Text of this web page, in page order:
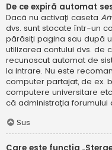
De ce expiră automat
Dacă nu activați caseta
dvs. sunt stocate într-un
părăsiți pagina sau după
utilizarea contului dvs. de
recunoscut automat de
la intrare. Nu este
computer partajat, de ex.
computere universitare
că administrația forumului
Sus
Care este funcția